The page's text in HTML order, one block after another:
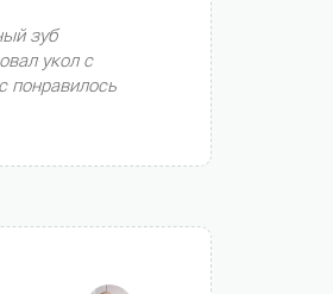
зуб
укол с
понравилось